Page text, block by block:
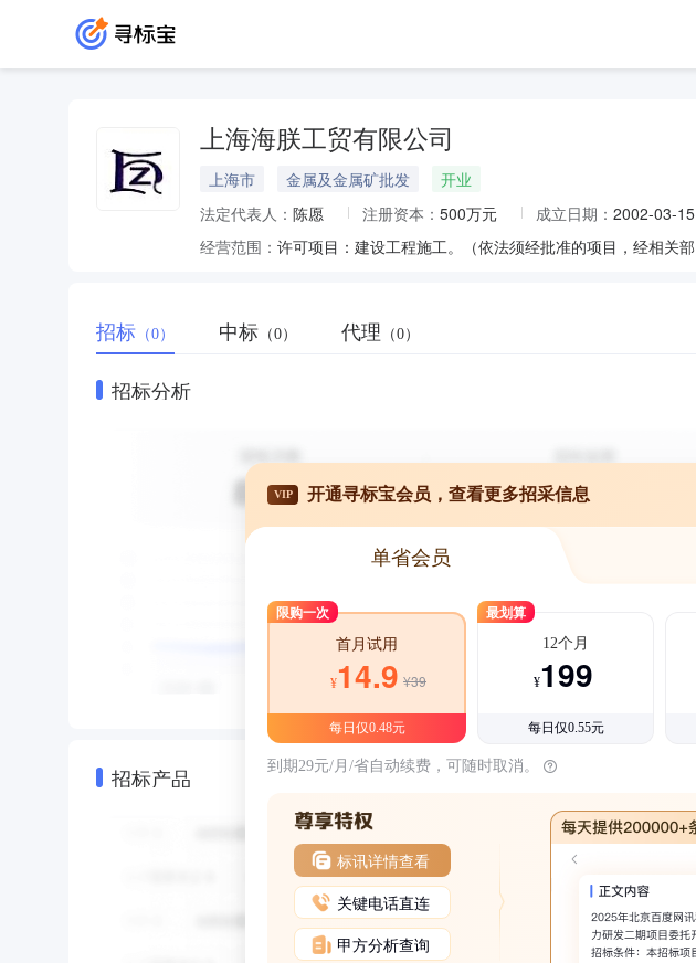
上海海朕工贸有限公司
上海市 金属及金属矿批发
开业
法定代表人： 陈愿 注册资本： 500万元 成立日期： 2002-03-15
经营范围：
招标 （0） 中标 （0） 代理 （0）
招标分析
招标产品
VIP 开通寻标宝会员，查看更多招采信息
单省会员
限购一次
首月试用
¥14.9 ¥39
每日仅0.48元
最划算
12个月
¥199
每日仅0.55元
到期29元/月/省自动续费，可随时取消。
标讯详情查看
关键电话直连
甲方分析查询